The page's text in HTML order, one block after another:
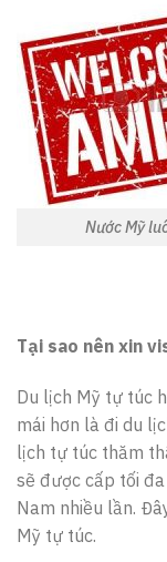
Nước Mỹ
Tại sao nên xin
Du lịch Mỹ tự túc
mái hơn là đi du
lịch tự túc thăm
sẽ được cấp tối
Nam nhiều lần.
Mỹ tự túc.